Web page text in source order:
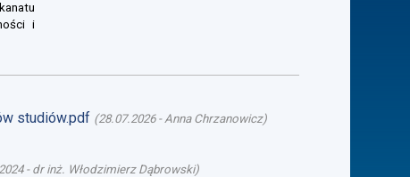
i
studiów.pdf (28.07.2026- Anna Chrzanowicz)
- dr inż. Włodzimierz Dąbrowski)